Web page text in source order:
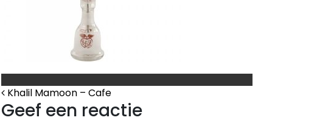
Bericht Navigatie
Khalil Mamoon – Cafe
Geef een reactie